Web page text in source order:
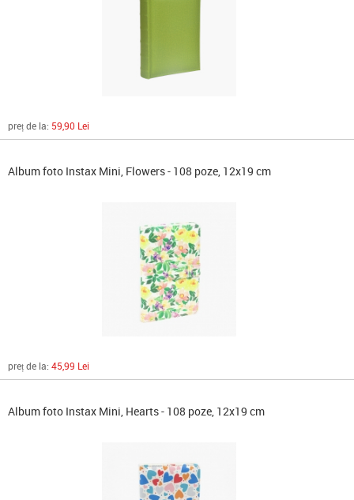
preț de la: 59,90 Lei
Album foto Instax Mini, Flowers - 108 poze, 12x19 cm
preț de la: 45,99 Lei
Album foto Instax Mini, Hearts - 108 poze, 12x19 cm